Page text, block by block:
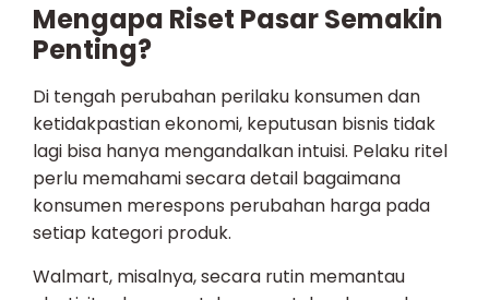
Mengapa Riset Pasar Semakin
Penting?
Di tengah perubahan perilaku konsumen dan
ketidakpastian ekonomi, keputusan bisnis tidak
lagi bisa hanya mengandalkan intuisi. Pelaku ritel
perlu memahami secara detail bagaimana
konsumen merespons perubahan harga pada
setiap kategori produk.
Walmart, misalnya, secara rutin memantau